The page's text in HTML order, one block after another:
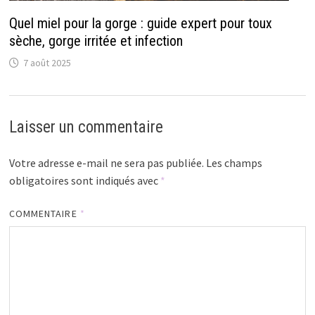
Quel miel pour la gorge : guide expert pour toux
sèche, gorge irritée et infection
7 août 2025
Laisser un commentaire
Votre adresse e-mail ne sera pas publiée. Les champs
obligatoires sont indiqués avec *
COMMENTAIRE *